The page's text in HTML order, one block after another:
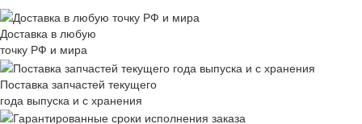
Доставка в любую
точку РФ и мира
Поставка запчастей текущего
года выпуска и с хранения